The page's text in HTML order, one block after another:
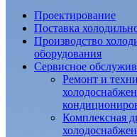
Проектирование
Поставка
Производство
оборудования
Сервисное
Ремонт и
Комплексная